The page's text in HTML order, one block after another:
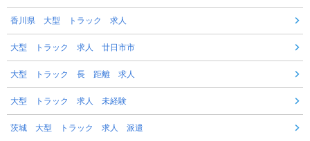
香川県 大型 トラック 求人
大型 トラック 求人 廿日市市
大型 トラック 長 距離 求人
大型 トラック 求人 未経験
茨城 大型 トラック 求人 派遣